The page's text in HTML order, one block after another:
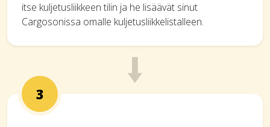
itse kuljetusliikkeen tilin ja he lisäävät sinut
Cargosonis­sa omalle kuljetusliikkelistalleen.
3